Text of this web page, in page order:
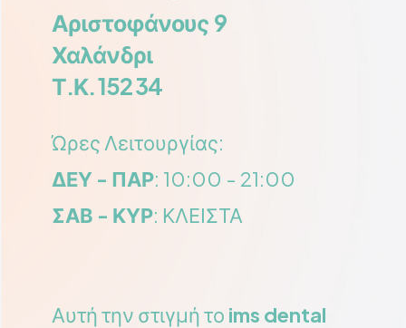
Αριστοφάνους 9
Χαλάνδρι
Τ.Κ. 152 34
Ώρες Λειτουργίας:
ΔΕΥ - ΠΑΡ: 10:00 - 21:00
ΣΑΒ - ΚΥΡ: ΚΛΕΙΣΤΑ
Αυτή την στιγμή το ims dental